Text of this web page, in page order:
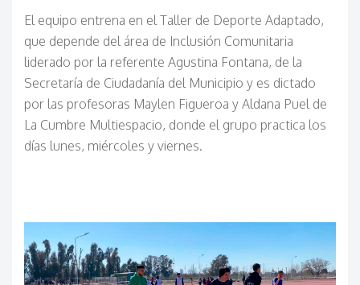
El equipo entrena en el Taller de Deporte Adaptado,
que depende del área de Inclusión Comunitaria
liderado por la referente Agustina Fontana, de la
Secretaría de Ciudadanía del Municipio y es dictado
por las profesoras Maylen Figueroa y Aldana Puel de
La Cumbre Multiespacio, donde el grupo practica los
días lunes, miércoles y viernes.